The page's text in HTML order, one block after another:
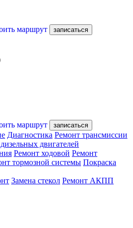
маршрут записаться
маршрут записаться
Диагностика Ремонт трансмиссии
двигателей
Ремонт ходовой Ремонт
тормозной системы Покраска
Замена стекол Ремонт АКПП